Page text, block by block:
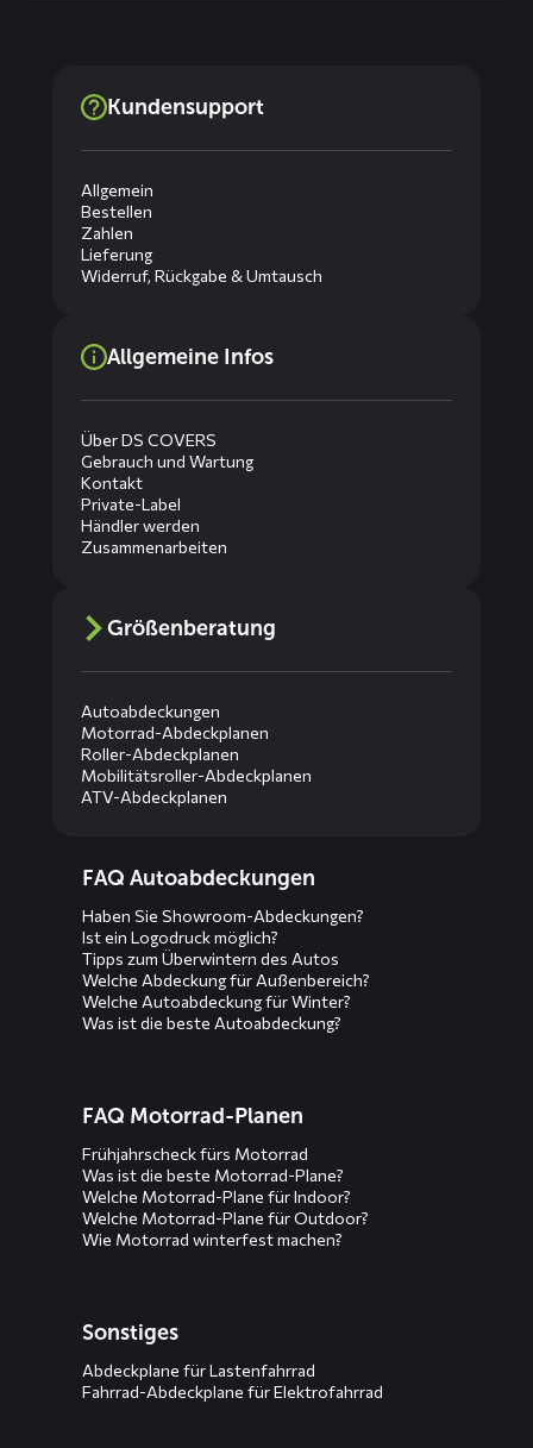
Kundensupport
Allgemein
Bestellen
Zahlen
Lieferung
Widerruf, Rückgabe & Umtausch
Allgemeine Infos
Über DS COVERS
Gebrauch und Wartung
Kontakt
Private-Label
Händler werden
Zusammenarbeiten
Größenberatung
Autoabdeckungen
Motorrad-Abdeckplanen
Roller-Abdeckplanen
Mobilitätsroller-Abdeckplanen
ATV-Abdeckplanen
menusFAQ Autoabdeckungen
Haben Sie Showroom-Abdeckungen?
Ist ein Logodruck möglich?
Tipps zum Überwintern des Autos
Welche Abdeckung für Außenbereich?
Welche Autoabdeckung für Winter?
Was ist die beste Autoabdeckung?
FAQ Motorrad-Planen
Frühjahrscheck fürs Motorrad
Was ist die beste Motorrad-Plane?
Welche Motorrad-Plane für Indoor?
Welche Motorrad-Plane für Outdoor?
Wie Motorrad winterfest machen?
Sonstiges
Abdeckplane für Lastenfahrrad
Fahrrad-Abdeckplane für Elektrofahrrad